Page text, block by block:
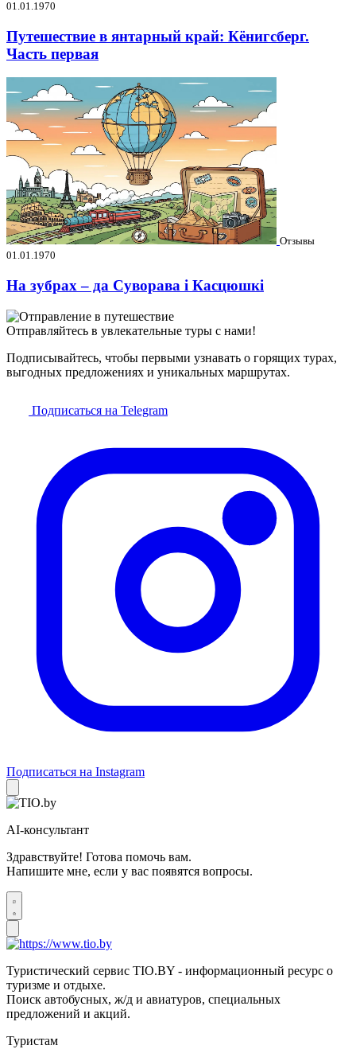
01.01.1970
Путешествие в янтарный край: Кёнигсберг.
Часть первая
Отзывы
01.01.1970
На зубрах – да Суворава і Касцюшкі
Отправляйтесь в увлекательные туры с нами!
Подписывайтесь, чтобы первыми узнавать о горящих турах,
выгодных предложениях и уникальных маршрутах.
Подписаться на Telegram
Подписаться на Instagram
AI-консультант
Здравствуйте! Готова помочь вам.
Напишите мне, если у вас появятся вопросы.
Туристический сервис TIO.BY - информационный ресурс о
туризме и отдыхе.
Поиск автобусных, ж/д и авиатуров, специальных
предложений и акций.
Туристам